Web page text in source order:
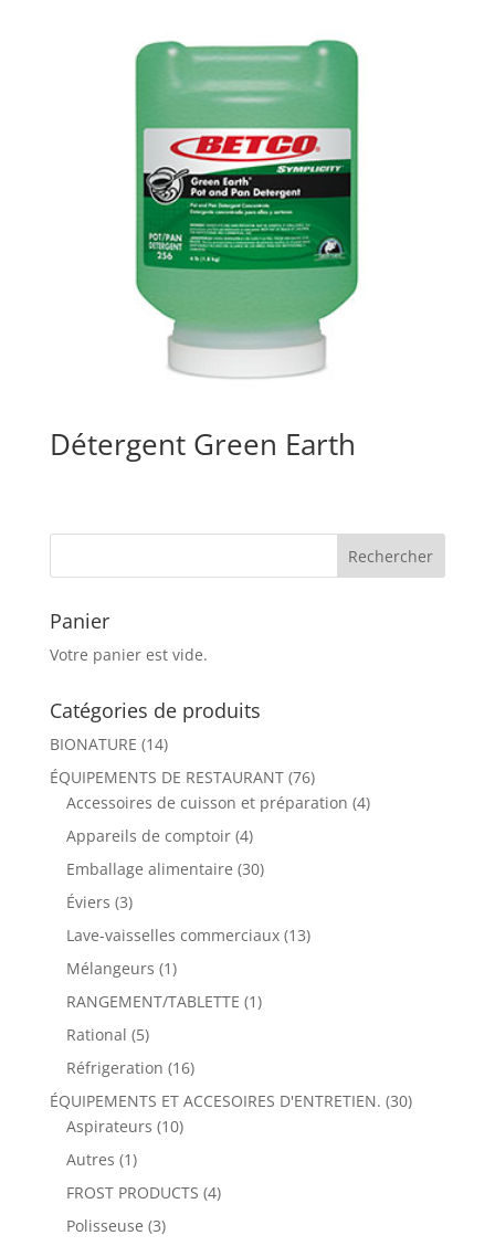
Détergent Green Earth
Panier
Votre panier est vide.
Catégories de produits
BIONATURE (14)
ÉQUIPEMENTS DE RESTAURANT (76)
Accessoires de cuisson et préparation (4)
Appareils de comptoir (4)
Emballage alimentaire (30)
Éviers (3)
Lave-vaisselles commerciaux (13)
Mélangeurs (1)
RANGEMENT/TABLETTE (1)
Rational (5)
Réfrigeration (16)
ÉQUIPEMENTS ET ACCESOIRES D'ENTRETIEN. (30)
Aspirateurs (10)
Autres (1)
FROST PRODUCTS (4)
Polisseuse (3)